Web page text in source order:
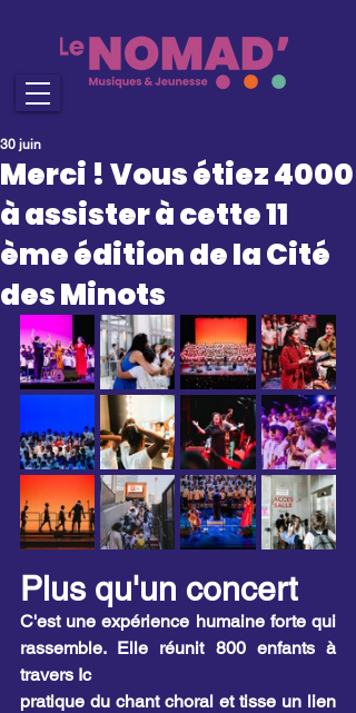
Merci ! Vous étiez 4000
à assister à cette 11
ème édition de la Cité
des Minots
30 juin
Plus qu'un concert
C'est une expérience humaine forte qui
rassemble. Elle réunit 800 enfants à
travers Ic
pratique du chant choral et tisse un lien